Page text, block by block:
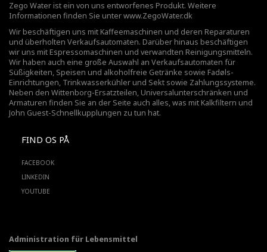
Zego Water ist ein von uns entworfenes Produkt. Weitere
Informationen finden Sie unterwww.ZegoWater.dk
Wir beschäftigen uns mit Kaffeemaschinen und deren Reparaturen
und überholten Verkaufsautomaten. Darüber hinaus beschäftigen
wir uns mit Espressomaschinen und verwandten Reinigungsmitteln.
Wir haben auch eine große Auswahl an Verkaufsautomaten für
Süßigkeiten, Speisen und alkoholfreie Getränke sowie Fadøls-
Einrichtungen, Trinkwasserkühler und Sekt sowie Zahlungssysteme.
Neben den Wittenborg-Ersatzteilen, Universalunterschränken und
Armaturen finden Sie an der Seite auch alles, was mit Kalkfiltern und
John Guest-Schnellkupplungen zu tun hat.
FIND OS PÅ
FACEBOOK
LINKEDIN
YOUTUBE
Administration für Lebensmittel